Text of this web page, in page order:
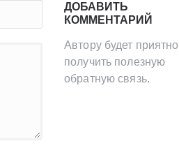
ДОБАВИТЬ
КОММЕНТАРИЙ
Автору будет приятно
получить полезную
обратную связь.